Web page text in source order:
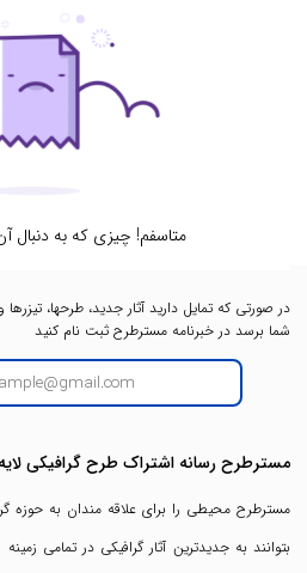
متاسفم! چیزی که به دنبال
در صورتی که تمایل دارید آثار جدید، طرحها،
شما برسد در خبرنامه مسترطرح ثبت نام کنید
مسترطرح رسانه اشتراک طرح گرافیکی لایه
مسترطرح محیطی را برای علاقه مندان به حوزه
بتوانند به جدیدترین آثار گرافیکی در تمامی